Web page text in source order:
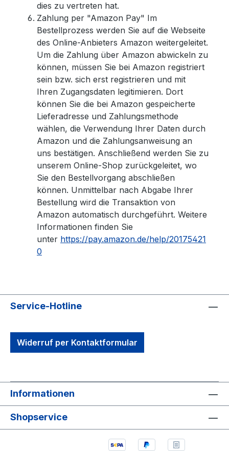
dies zu vertreten hat.
Zahlung per "Amazon Pay" Im
Bestellprozess werden Sie auf die Webseite
des Online-Anbieters Amazon weitergeleitet.
Um die Zahlung über Amazon abwickeln zu
können, müssen Sie bei Amazon registriert
sein bzw. sich erst registrieren und mit
Ihren Zugangsdaten legitimieren. Dort
können Sie die bei Amazon gespeicherte
Lieferadresse und Zahlungsmethode
wählen, die Verwendung Ihrer Daten durch
Amazon und die Zahlungsanweisung an
uns bestätigen. Anschließend werden Sie zu
unserem Online-Shop zurückgeleitet, wo
Sie den Bestellvorgang abschließen
können. Unmittelbar nach Abgabe Ihrer
Bestellung wird die Transaktion von
Amazon automatisch durchgeführt. Weitere
Informationen finden Sie
unter https://pay.amazon.de/help/20175421
0
Service-Hotline
Widerruf per Kontaktformular
Informationen
Shopservice